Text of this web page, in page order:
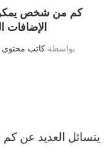
كم من شخص يمكن
الإضافات
بواسطة كاتب محتوى
يتسائل العديد عن